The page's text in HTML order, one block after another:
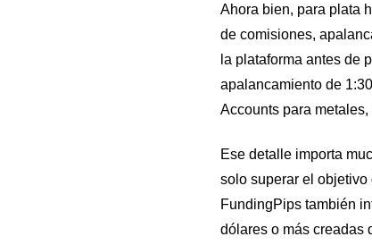
Ahora bien, para plata
de comisiones,
la plataforma antes de
apalancamiento de
Accounts para
Ese detalle importa
solo superar el
FundingPips también
dólares o más creadas